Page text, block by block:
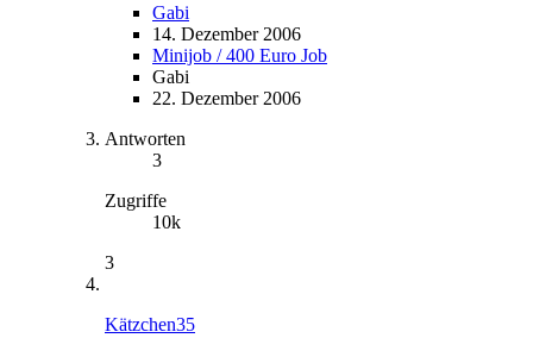
Gabi
14. Dezember 2006
Minijob / 400 Euro Job
Gabi
22. Dezember 2006
Antworten
3
Zugriffe
10k
3
Kätzchen35